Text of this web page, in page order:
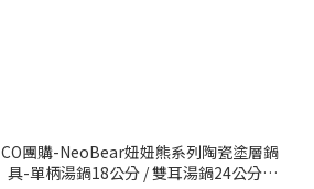
CO團購-NeoBear妞妞熊系列陶瓷塗層鍋
具-單柄湯鍋18公分 / 雙耳湯鍋24公分 /